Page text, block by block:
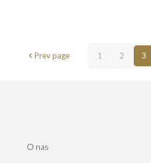
Prev page 1 2 3
O nas